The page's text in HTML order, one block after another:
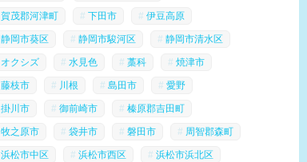
賀茂郡河津町 下田市 伊豆高原
静岡市葵区 静岡市駿河区 静岡市清水区
オクシズ 水見色 藁科 焼津市
藤枝市 川根 島田市 愛野
掛川市 御前崎市 榛原郡吉田町
牧之原市 袋井市 磐田市 周智郡森町
浜松市中区 浜松市西区 浜松市浜北区